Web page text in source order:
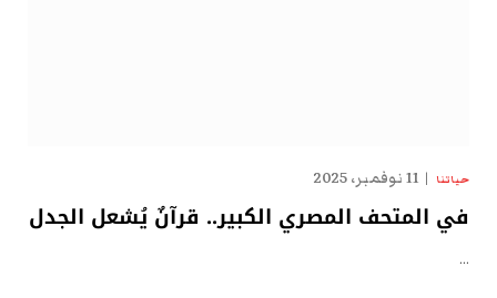
حياتنا 11 نوفمبر، 2025
في المتحف المصري الكبير.. قرآنٌ يُشعل الجدل
…